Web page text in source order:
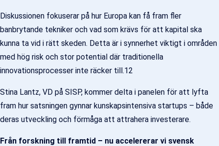
Diskussionen fokuserar på hur Europa kan få fram fler
banbrytande tekniker och vad som krävs för att kapital ska
kunna ta vid i rätt skeden. Detta är i synnerhet viktigt i områden
med hög risk och stor potential där traditionella
innovationsprocesser inte räcker till.12
Stina Lantz, VD på SISP, kommer delta i panelen för att lyfta
fram hur satsningen gynnar kunskapsintensiva startups – både
deras utveckling och förmåga att attrahera investerare.
Från forskning till framtid – nu accelererar vi svensk